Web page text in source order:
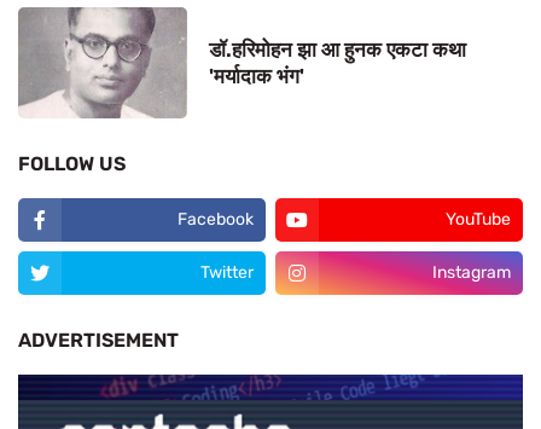
डॉ.हरिमोहन झा आ हुनक एकटा कथा
'मर्यादाक भंग'
FOLLOW US
Facebook YouTube
Twitter Instagram
ADVERTISEMENT